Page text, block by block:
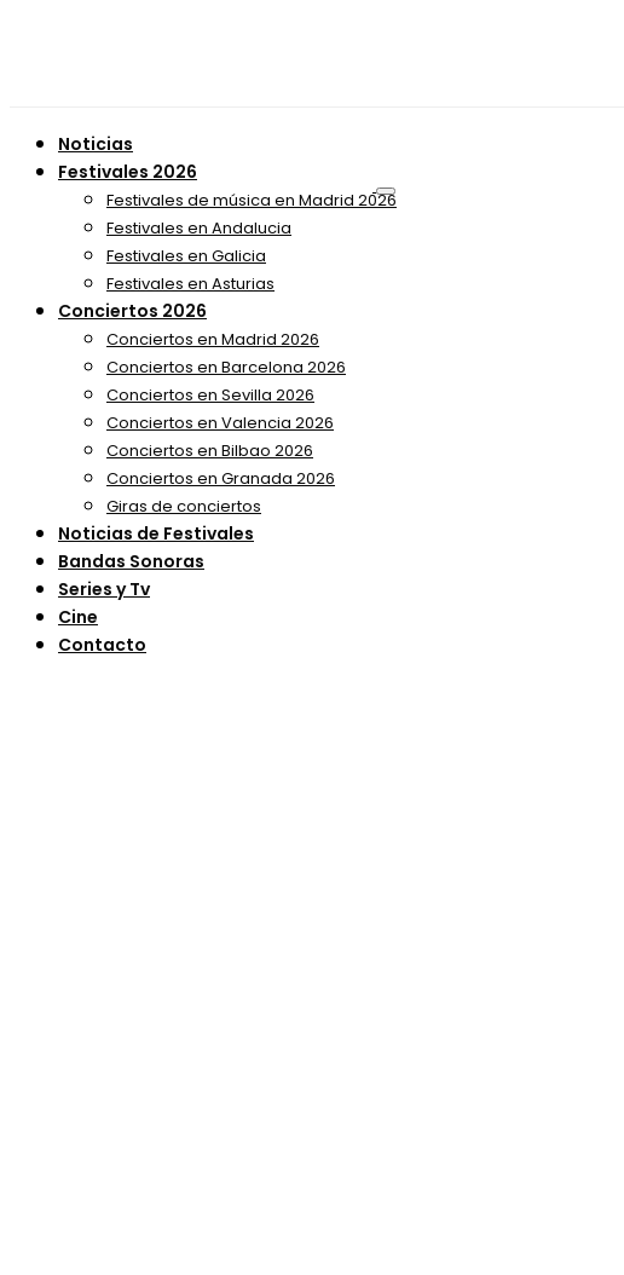
Noticias
Festivales 2026
Festivales de música en Madrid 2026
Festivales en Andalucia
Festivales en Galicia
Festivales en Asturias
Conciertos 2026
Conciertos en Madrid 2026
Conciertos en Barcelona 2026
Conciertos en Sevilla 2026
Conciertos en Valencia 2026
Conciertos en Bilbao 2026
Conciertos en Granada 2026
Giras de conciertos
Noticias de Festivales
Bandas Sonoras
Series y Tv
Cine
Contacto